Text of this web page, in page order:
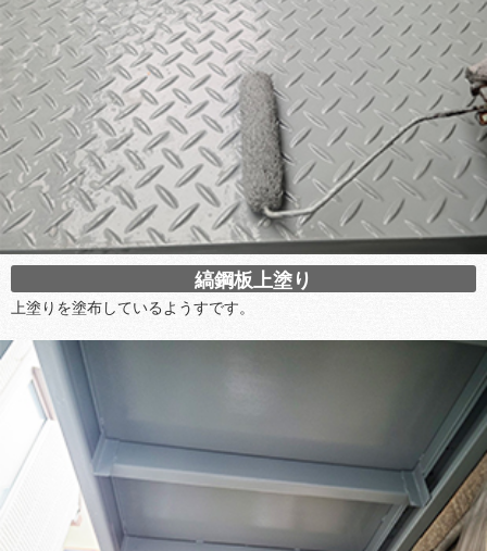
縞鋼板上塗り
上塗りを塗布しているようすです。